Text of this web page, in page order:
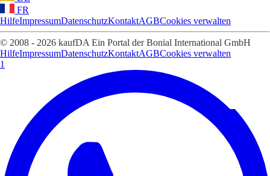
FR
HilfeImpressumDatenschutzKontaktAGBCookies verwalten
© 2008 - 2026 kaufDA Ein Portal der Bonial International GmbH
HilfeImpressumDatenschutzKontaktAGBCookies verwalten
1